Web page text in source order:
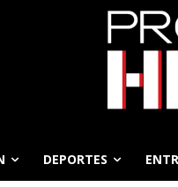
DEPORTES